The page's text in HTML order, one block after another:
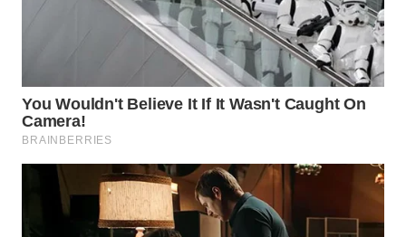
WN
PADANG
LAWAS
WN
SUMEDANG